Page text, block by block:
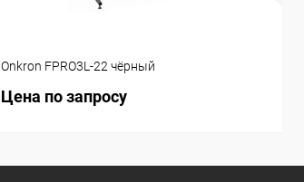
Onkron FPRO3L-22 чёрный
Цена по запросу